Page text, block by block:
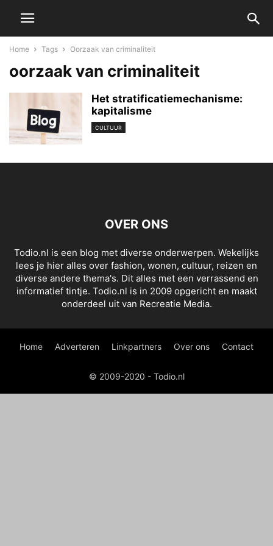
Home Tags Oorzaak van criminaliteit
oorzaak van criminaliteit
Het stratificatiemechanisme:
kapitalisme
CULTUUR
OVER ONS
Todio.nl is een blog met diverse onderwerpen. Wekelijks
lees je hier alles over fashion, wonen, cultuur, reizen en
diverse andere thema's. Dit alles met een verrassend en
informatief tintje. Todio.nl is in 2009 opgericht en maakt
onderdeel uit van Recreatie Media.
Home Adverteren Linkpartners Over ons Contact
© 2009-2020 - Todio.nl